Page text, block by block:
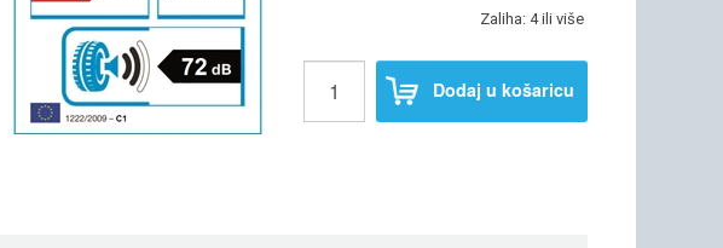
Zaliha: 4 ili više
Dodaj u košaricu